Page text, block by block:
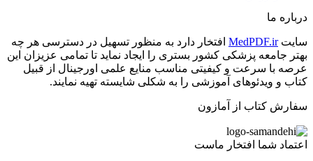
درباره ما
سایتMedPDF.ir افتخار دارد به منظور تسهیل در دسترسی هر چه
بهتر جامعه پزشکی کشور بستری را ایجاد نماید تا تمامی عزیزان این
عرصه با سرعت و کیفیتی مناسب منایع علمی اورجینال از قبیل
کتاب و ویدئوهای آموزشی را به شکلی شایسته تهیه نمایند.
سفارش کتاب از آمازون
اعتماد شما افتخار ماست